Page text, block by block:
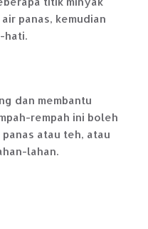
panas, kemudian
hati.
dan membantu
rempah ini boleh
panas atau teh, atau
lahan.